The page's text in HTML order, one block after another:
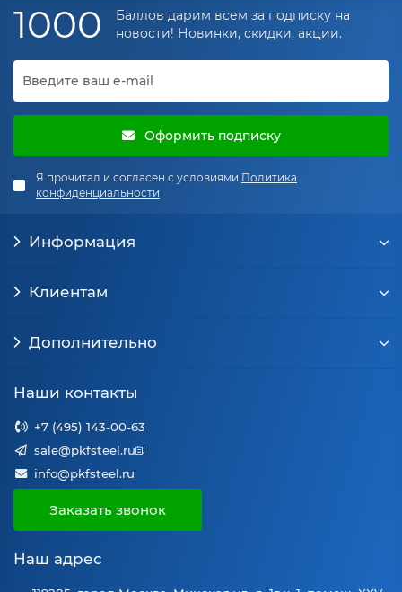
1000
Баллов дарим всем за подписку на
новости! Новинки, скидки, акции.
Оформить подписку
Я прочитал и согласен с условиями Политика
конфиденциальности
Информация
Клиентам
Дополнительно
Наши контакты
+7 (495) 143-00-63
sale@pkfsteel.ru
info@pkfsteel.ru
Заказать звонок
Наш адрес